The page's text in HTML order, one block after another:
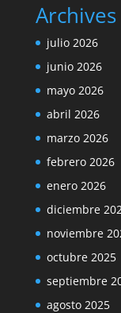
Archives
julio 2026
junio 2026
mayo 2026
abril 2026
marzo 2026
febrero 2026
enero 2026
diciembre
noviembre
octubre 2025
septiembre
agosto 2025